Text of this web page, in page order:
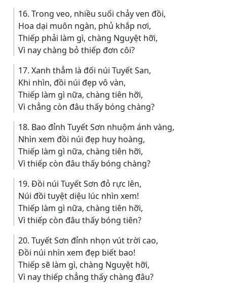
16. Trong veo, nhiều suối chảy ven đồi,
Hoa dại muôn ngàn, phủ khắp nơi,
Thiếp phải làm gì, chàng Nguyệt hỡi,
Vì nay chàng bỏ thiếp đơn côi?
17. Xanh thẳm là đối núi Tuyết San,
Khi nhìn, đồi núi đẹp vô vàn,
Thiếp làm gì nữa, chàng tiên hỡi,
Vì chẳng còn đâu thấy bóng chàng?
18. Bao đỉnh Tuyết Sơn nhuộm ánh vàng,
Nhìn xem đồi núi đẹp huy hoàng,
Thiếp làm gì nữa, chàng tiên hỡi,
Vì thiếp còn đâu thấy bóng chàng?
19. Ðồi núi Tuyết Sơn đỏ rực lên,
Núi đồi tuyệt diệu lúc nhìn xem!
Thiếp làm gì nữa, chàng tiên hỡi,
Vì thiếp còn đâu thấy bóng tiên?
20. Tuyết Sơn đỉnh nhọn vút trời cao,
Ðồi núi nhìn xem đẹp biết bao!
Thiếp sẽ làm gì, chàng Nguyệt hỡi,
Vì nay thiếp chẳng thấy chàng đâu?